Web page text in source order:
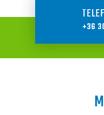
+36